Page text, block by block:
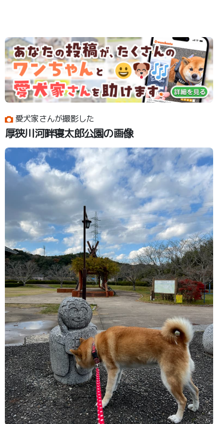
愛犬家さんが撮影した
厚狭川河畔寝太郎公園の画像